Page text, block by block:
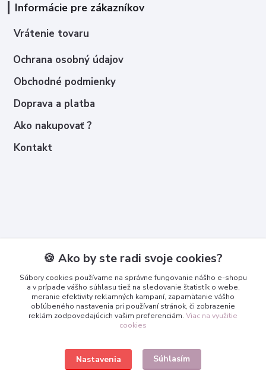
Informácie pre zákazníkov
Vrátenie tovaru
Ochrana osobný údajov
Obchodné podmienky
Doprava a platba
Ako nakupovať ?
Kontakt
+421 950 365 567
info@3dcko.sk
🍪 Ako by ste radi svoje cookies?
Súbory cookies používame na správne fungovanie nášho e-shopu
a v prípade vášho súhlasu tiež na sledovanie štatistík o webe,
meranie efektivity reklamných kampaní, zapamätanie vášho
obľúbeného nastavenia pri používaní stránok, či zobrazenie
reklám zodpovedajúcich vašim preferenciám. Viac na využitie
cookies
Nastavenia Súhlasím